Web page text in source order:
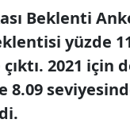
Beklenti
yüzde
2021 için